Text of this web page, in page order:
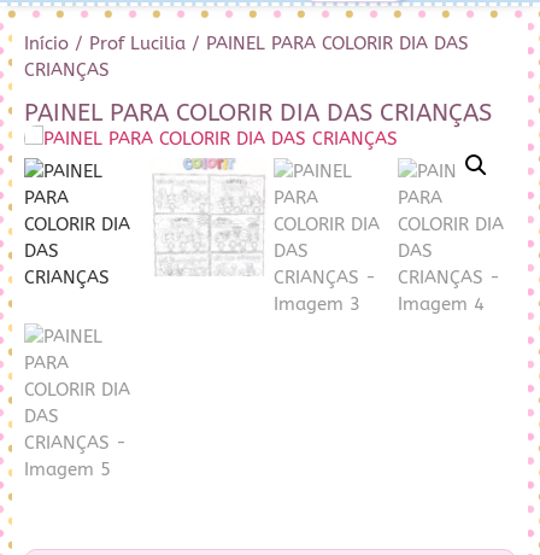
Início / Prof Lucilia / PAINEL PARA COLORIR DIA DAS
CRIANÇAS
PAINEL PARA COLORIR DIA DAS CRIANÇAS